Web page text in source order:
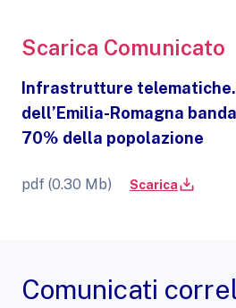
Scarica Comunicato
Infrastrutture telematiche.
dell’Emilia-Romagna
70% della popolazione
pdf (0.30 Mb) Scarica
Comunicati